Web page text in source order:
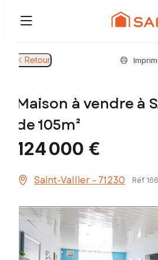
Retour
Maison à vendre à
de 105m²
124 000 €
Saint-Vallier - 71230 Réf